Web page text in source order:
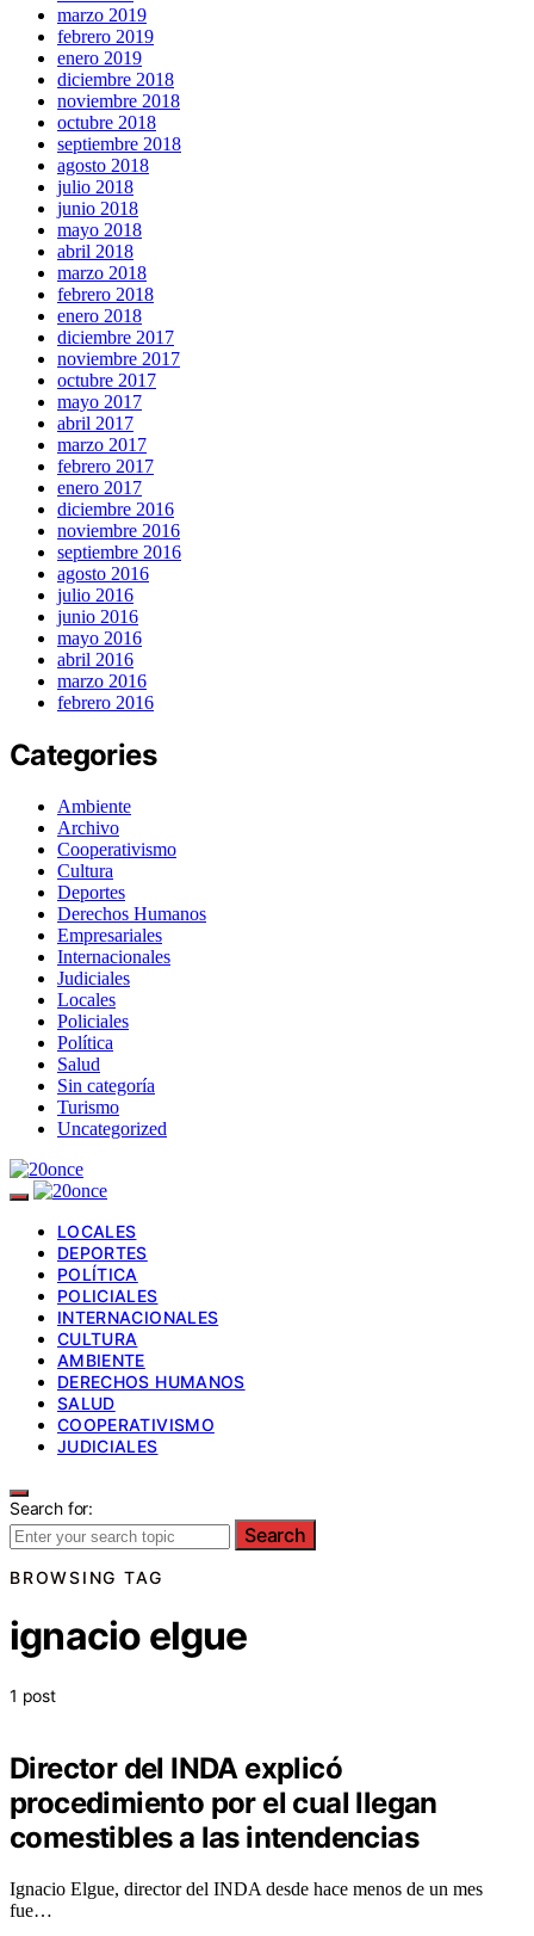
marzo 2019
febrero 2019
enero 2019
diciembre 2018
noviembre 2018
octubre 2018
septiembre 2018
agosto 2018
julio 2018
junio 2018
mayo 2018
abril 2018
marzo 2018
febrero 2018
enero 2018
diciembre 2017
noviembre 2017
octubre 2017
mayo 2017
abril 2017
marzo 2017
febrero 2017
enero 2017
diciembre 2016
noviembre 2016
septiembre 2016
agosto 2016
julio 2016
junio 2016
mayo 2016
abril 2016
marzo 2016
febrero 2016
Categories
Ambiente
Archivo
Cooperativismo
Cultura
Deportes
Derechos Humanos
Empresariales
Internacionales
Judiciales
Locales
Policiales
Política
Salud
Sin categoría
Turismo
Uncategorized
LOCALES
DEPORTES
POLÍTICA
POLICIALES
INTERNACIONALES
CULTURA
AMBIENTE
DERECHOS HUMANOS
SALUD
COOPERATIVISMO
JUDICIALES
Search for:
Search
BROWSING TAG
ignacio elgue
1 post
Director del INDA explicó
procedimiento por el cual llegan
comestibles a las intendencias
Ignacio Elgue, director del INDA desde hace menos de un mes
fue…